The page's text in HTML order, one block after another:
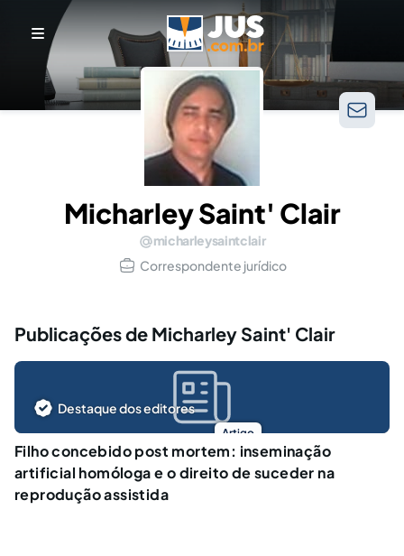
Micharley Saint' Clair
micharleysaintclair
Correspondente jurídico
Publicações de Micharley Saint' Clair
Artigo
Destaque dos editores
Filho concebido post mortem: inseminação
artificial homóloga e o direito de suceder na
reprodução assistida